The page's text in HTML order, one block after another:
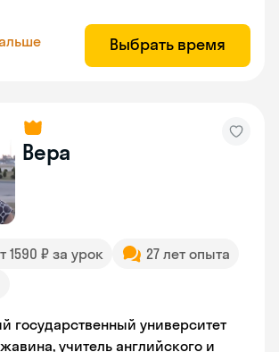
Выбрать время
Вера
1590 ₽ за урок
27 лет опыта
государственный университет
учитель английского и